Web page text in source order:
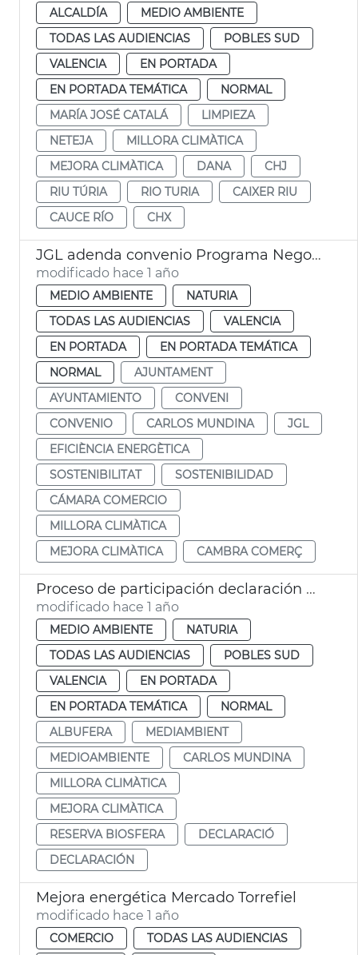
ALCALDÍA
MEDIO AMBIENTE
TODAS LAS AUDIENCIAS
POBLES SUD
VALENCIA
EN PORTADA
EN PORTADA TEMÁTICA
NORMAL
MARÍA JOSÉ CATALÁ
LIMPIEZA
NETEJA
MILLORA CLIMÀTICA
MEJORA CLIMÀTICA
DANA
CHJ
RIU TÚRIA
RIO TURIA
CAIXER RIU
CAUCE RÍO
CHX
JGL adenda convenio Programa Negocio Local Sostenible
modificado hace 1 año
MEDIO AMBIENTE
NATURIA
TODAS LAS AUDIENCIAS
VALENCIA
EN PORTADA
EN PORTADA TEMÁTICA
NORMAL
AJUNTAMENT
AYUNTAMIENTO
CONVENI
CONVENIO
CARLOS MUNDINA
JGL
EFICIÈNCIA ENERGÈTICA
SOSTENIBILITAT
SOSTENIBILIDAD
CÁMARA COMERCIO
MILLORA CLIMÀTICA
MEJORA CLIMÀTICA
CAMBRA COMERÇ
Proceso de participación declaración Albufera Reserva Biosfera
modificado hace 1 año
MEDIO AMBIENTE
NATURIA
TODAS LAS AUDIENCIAS
POBLES SUD
VALENCIA
EN PORTADA
EN PORTADA TEMÁTICA
NORMAL
ALBUFERA
MEDIAMBIENT
MEDIOAMBIENTE
CARLOS MUNDINA
MILLORA CLIMÀTICA
MEJORA CLIMÀTICA
RESERVA BIOSFERA
DECLARACIÓ
DECLARACIÓN
Mejora energética Mercado Torrefiel
modificado hace 1 año
COMERCIO
TODAS LAS AUDIENCIAS